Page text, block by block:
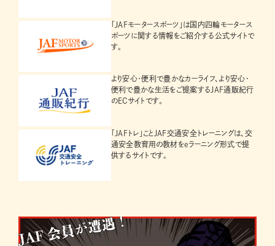
「JAFモータースポーツ」は国内四輪モータース
ポーツに関する情報をご紹介する公式サイトで
す。
より安心・便利で豊かなカーライフ、より安心・
便利で豊かな生活をご提案するJAF通販紀行
のECサイトです。
「JAFトレ」ことJAF交通安全トレーニングは、交
通安全教育用の教材をeラーニング形式で提
供するサイトです。